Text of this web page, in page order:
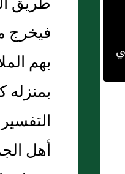
فيخرج
بهم
أهل